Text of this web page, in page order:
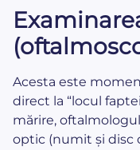
Acesta este
direct la “locul
mărire,
optic (numit și disc